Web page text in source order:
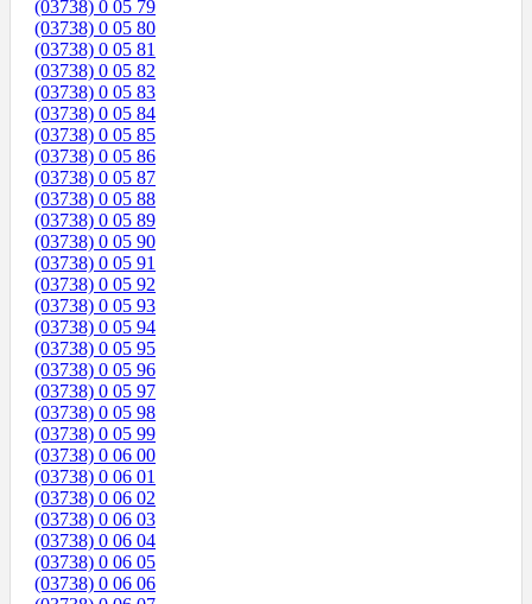
(03738) 0 05 79
(03738) 0 05 80
(03738) 0 05 81
(03738) 0 05 82
(03738) 0 05 83
(03738) 0 05 84
(03738) 0 05 85
(03738) 0 05 86
(03738) 0 05 87
(03738) 0 05 88
(03738) 0 05 89
(03738) 0 05 90
(03738) 0 05 91
(03738) 0 05 92
(03738) 0 05 93
(03738) 0 05 94
(03738) 0 05 95
(03738) 0 05 96
(03738) 0 05 97
(03738) 0 05 98
(03738) 0 05 99
(03738) 0 06 00
(03738) 0 06 01
(03738) 0 06 02
(03738) 0 06 03
(03738) 0 06 04
(03738) 0 06 05
(03738) 0 06 06